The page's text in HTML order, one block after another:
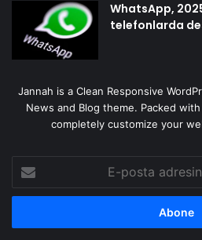
WhatsApp,
telefonlarda
Jannah is a Clean Responsive
News and Blog theme. Packed
completely customize your
posta
adresinizi